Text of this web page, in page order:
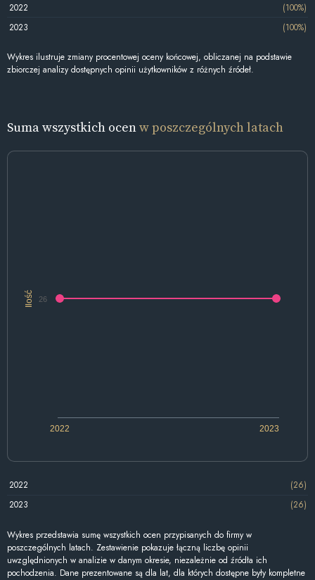
2022
(100%)
2023
(100%)
Wykres ilustruje zmiany procentowej oceny końcowej, obliczanej na podstawie
zbiorczej analizy dostępnych opinii użytkowników z różnych źródeł.
Suma wszystkich ocenw poszczególnych latach
Ilość
2022 2023
26
2022
(26)
2023
(26)
Wykres przedstawia sumę wszystkich ocen przypisanych do firmy w
poszczególnych latach. Zestawienie pokazuje łączną liczbę opinii
uwzględnionych w analizie w danym okresie, niezależnie od źródła ich
pochodzenia. Dane prezentowane są dla lat, dla których dostępne były kompletne